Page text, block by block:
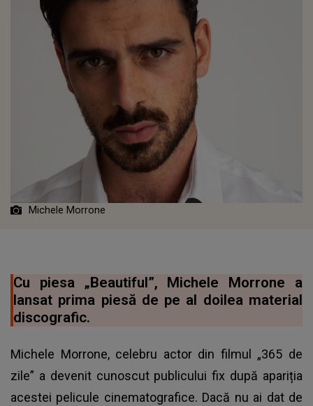
Michele Morrone
Cu piesa „Beautiful”, Michele Morrone a
lansat prima piesă de pe al doilea material
discografic.
Michele Morrone, celebru actor din filmul „365 de
zile” a devenit cunoscut publicului fix după apariția
acestei pelicule cinematografice. Dacă nu ai dat de